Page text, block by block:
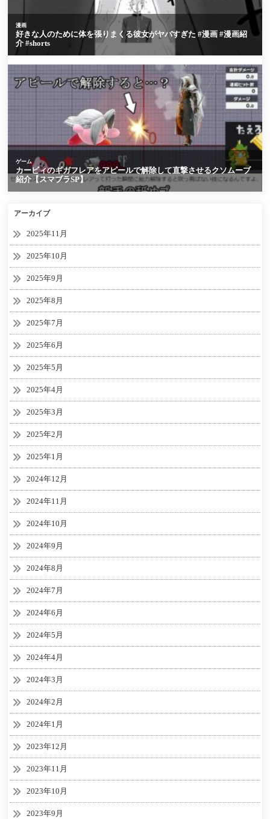
アーカイブ
2025年11月
2025年10月
2025年9月
2025年8月
2025年7月
2025年6月
2025年5月
2025年4月
2025年3月
2025年2月
2025年1月
2024年12月
2024年11月
2024年10月
2024年9月
2024年8月
2024年7月
2024年6月
2024年5月
2024年4月
2024年3月
2024年2月
2024年1月
2023年12月
2023年11月
2023年10月
2023年9月